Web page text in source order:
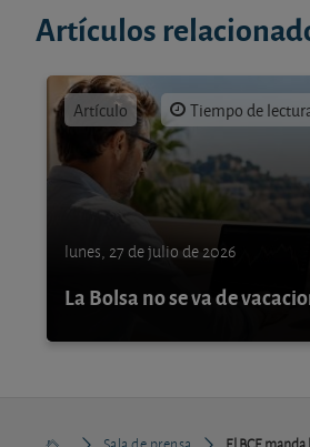
Artículos
Artículo Tiempo de
lunes, 27 de julio de 2026
La Bolsa no se va de